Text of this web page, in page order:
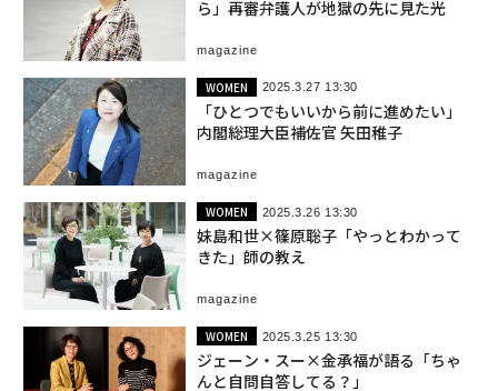
ら」再審弁護人が地獄の先に見た光
magazine
WOMEN 2025.3.27 13:30
「ひとつでもいいから前に進めたい」
内閣総理大臣補佐官 矢田稚子
magazine
WOMEN 2025.3.26 13:30
妹島和世×篠原聡子「やっとわかって
きた」師の教え
magazine
WOMEN 2025.3.25 13:30
ジェーン・スー×金承福が語る「ちゃ
んと自問自答してる？」